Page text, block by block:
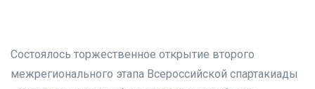
Состоялось торжественное открытие второго
межрегионального этапа Всероссийской спартакиады